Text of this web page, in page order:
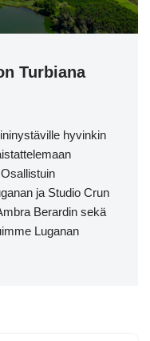
Turbiana
hyvinkin
ja Studio Crun
Berardin sekä
Luganan